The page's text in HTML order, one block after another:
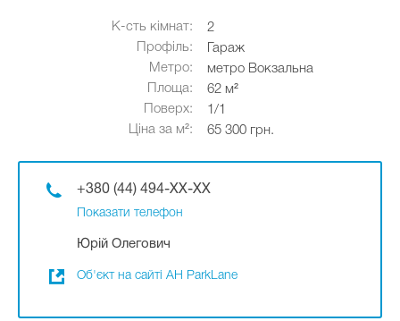
К-сть кімнат:
2
Профіль:
Гараж
Метро:
метро Вокзальна
Площа:
62 м²
Поверх:
1/1
Ціна за м²:
65 300 грн.
+380 (44) 494-XX-XX
Показати телефон
Юрій Олегович
Об'єкт на сайті АН ParkLane